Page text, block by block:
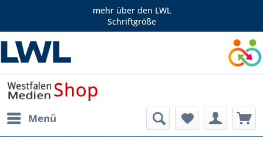
mehr über den LWL
Schriftgröße
Menü